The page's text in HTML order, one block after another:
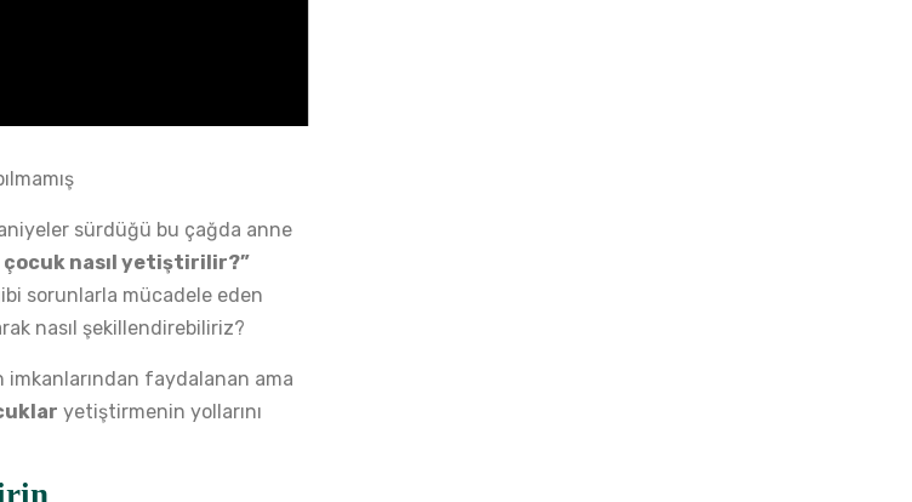
sürdüğü bu çağda anne
çocuk nasıl yetiştirilir?”
gibi sorunlarla mücadele eden
nasıl şekillendirebiliriz?
imkanlarından faydalanan ama
yetiştirmenin yollarını